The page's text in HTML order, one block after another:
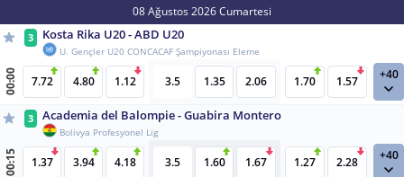
08 Ağustos 2026 Cumartesi
3 Kosta Rika U20 - ABD U20
U. Gençler U20 CONCACAF Şampiyonası Eleme
00:00 7.72 4.80 1.12 3.5 1.35 2.06 1.70 1.57 +40
3 Academia del Balompie - Guabira Montero
Bolivya Profesyonel Lig
00:15 1.37 3.94 4.18 3.5 1.60 1.67 1.27 2.28 +40